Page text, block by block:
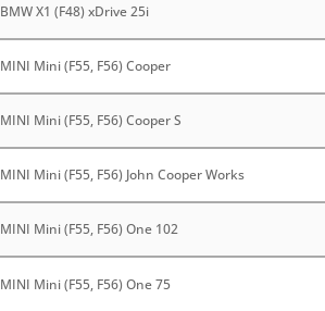
BMW X1 (F48) xDrive 25i
MINI Mini (F55, F56) Cooper
MINI Mini (F55, F56) Cooper S
MINI Mini (F55, F56) John Cooper Works
MINI Mini (F55, F56) One 102
MINI Mini (F55, F56) One 75